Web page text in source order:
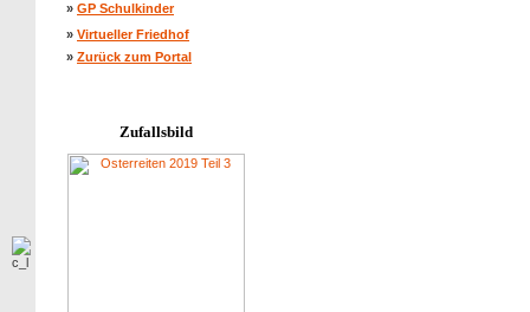
» GP Schulkinder
» Virtueller Friedhof
» Zurück zum Portal
Zufallsbild